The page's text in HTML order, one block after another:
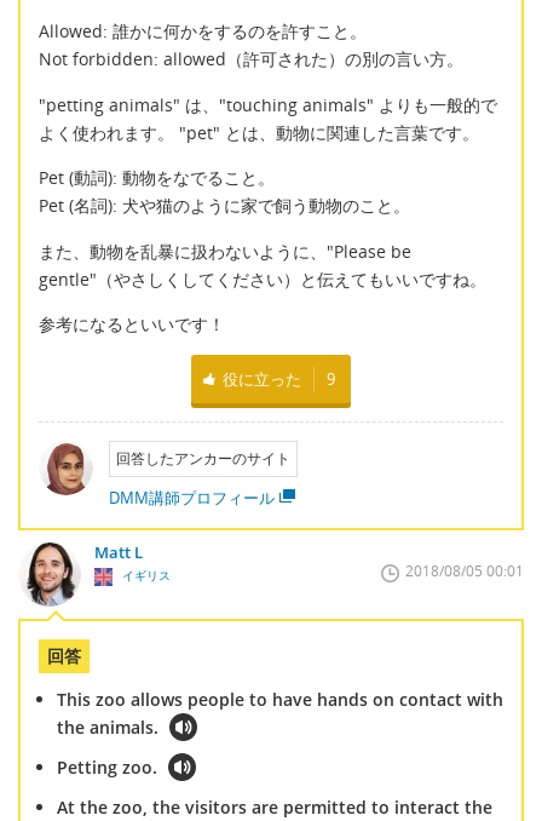
Allowed: 誰かに何かをするのを許すこと。
Not forbidden: allowed（許可された）の別の言い方。
"petting animals" は、"touching animals" よりも一般的で
よく使われます。 "pet" とは、動物に関連した言葉です。
Pet (動詞): 動物をなでること。
Pet (名詞): 犬や猫のように家で飼う動物のこと。
また、動物を乱暴に扱わないように、"Please be
gentle"（やさしくしてください）と伝えてもいいですね。
参考になるといいです！
役に立った 9
回答したアンカーのサイト
DMM講師プロフィール
Matt L
イギリス 2018/08/05 00:01
回答
This zoo allows people to have hands on contact with
the animals.
Petting zoo.
At the zoo, the visitors are permitted to interact the